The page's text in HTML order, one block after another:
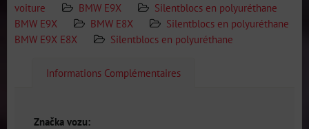
voiture
BMW E9X
Silentblocs en polyuréthane
BMW E9X
BMW E8X
Silentblocs en polyuréthane
BMW E9X E8X
Silentblocs en polyuréthane
Informations Complémentaires
Značka vozu: